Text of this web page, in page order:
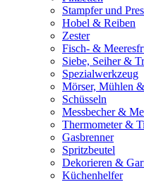
Stampfer und
Hobel & Reiben
Zester
Fisch- &
Siebe, Seiher &
Spezialwerkzeug
Mörser, Mühlen
Schüsseln
Messbecher &
Thermometer &
Gasbrenner
Spritzbeutel
Dekorieren &
Küchenhelfer